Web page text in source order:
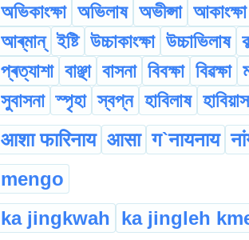
অভিকাংক্ষা অভিলাষ অভীপ্সা আকাংক্ষা
আৰ্‌মান্ ইষ্টি উচ্চাকাংক্ষা উচ্চাভিলাষ
প্ৰত্যাশা বাঞ্ছা বাসনা বিবক্ষা বিৱক্ষা
সুবাসনা স্পৃহা স্বপ্ন হাবিলাষ হাবিয়াস
आशा फारिनाय आसा ग`‌नायनाय
mengo
ka jingkwah ka jingleh